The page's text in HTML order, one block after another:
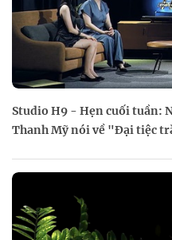
Studio H9 - Hẹn cuối tuần:
Thanh Mỹ nói về "Đại tiệc